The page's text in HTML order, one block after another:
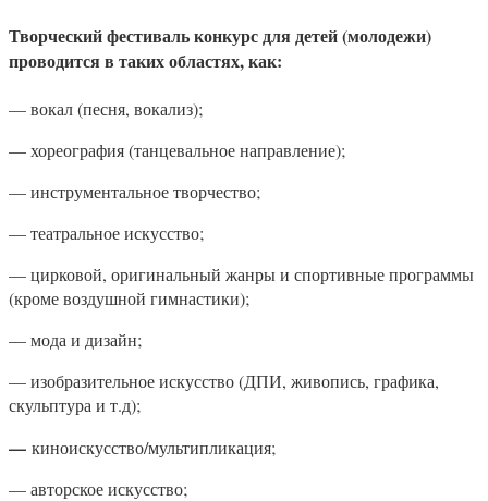
Творческий фестиваль конкурс для детей (молодежи)
проводится в таких областях, как:
— вокал (песня, вокализ);
— хореография (танцевальное направление);
— инструментальное творчество;
— театральное искусство;
— цирковой, оригинальный жанры и спортивные программы
(кроме воздушной гимнастики);
— мода и дизайн;
— изобразительное искусство (ДПИ, живопись, графика,
скульптура и т.д);
— киноискусство/мультипликация;
— авторское искусство;